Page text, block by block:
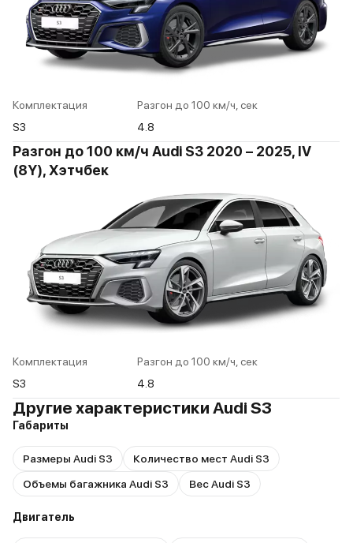
Комплектация
Разгон до 100 км/ч, сек
S3
4.8
Разгон до 100 км/ч Audi S3 2020 – 2025, IV
(8Y), Хэтчбек
Комплектация
Разгон до 100 км/ч, сек
S3
4.8
Другие характеристики Audi S3
Габариты
Размеры Audi S3
Количество мест Audi S3
Объемы багажника Audi S3
Вес Audi S3
Двигатель